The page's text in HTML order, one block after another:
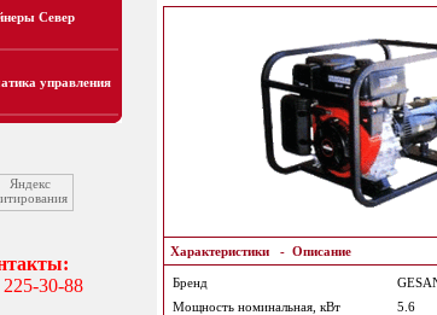
Север
управления
30-88
Характеристики- Описание
Бренд
Мощность номинальная, кВт
5.6